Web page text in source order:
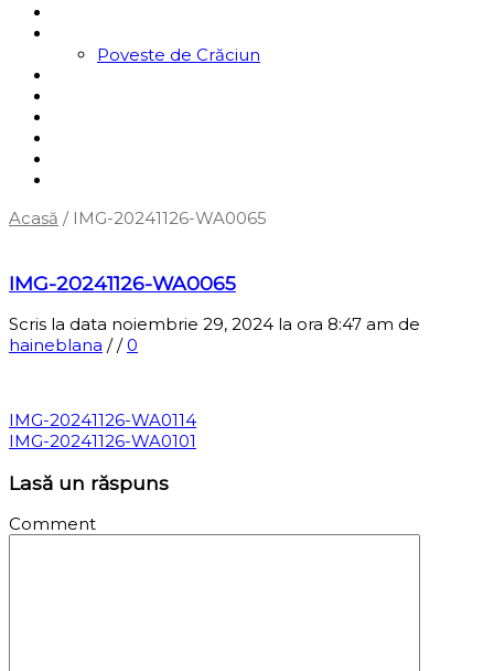
Poveste de Crăciun
Acasă / IMG-20241126-WA0065
IMG-20241126-WA0065
Scris la data noiembrie 29, 2024 la ora 8:47 am de
haineblana //0
IMG-20241126-WA0114
IMG-20241126-WA0101
Lasă un răspuns
Comment